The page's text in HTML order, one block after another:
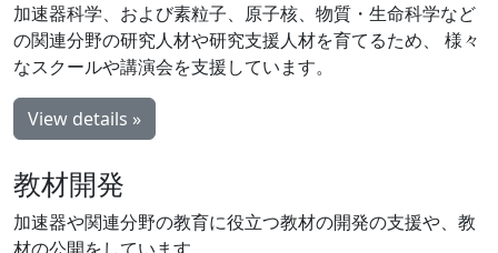
加速器科学、および素粒子、原子核、物質・生命科学など
の関連分野の研究人材や研究支援人材を育てるため、 様々
なスクールや講演会を支援しています。
View details »
教材開発
加速器や関連分野の教育に役立つ教材の開発の支援や、教